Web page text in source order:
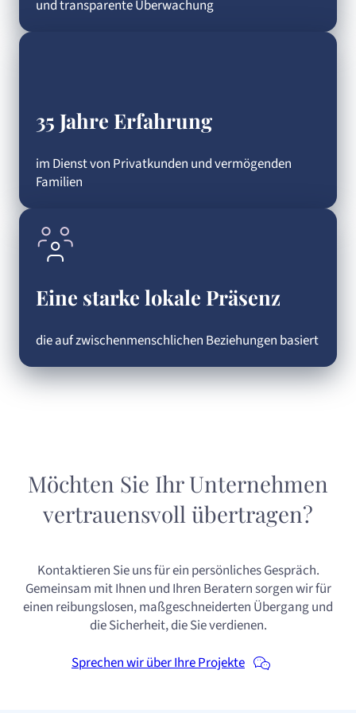
und transparente Überwachung
35 Jahre Erfahrung
im Dienst von Privatkunden und vermögenden
Familien
Eine starke lokale Präsenz
die auf zwischenmenschlichen Beziehungen basiert
Möchten Sie Ihr Unternehmen
vertrauensvoll übertragen?
Kontaktieren Sie uns für ein persönliches Gespräch.
Gemeinsam mit Ihnen und Ihren Beratern sorgen wir für
einen reibungslosen, maßgeschneiderten Übergang und
die Sicherheit, die Sie verdienen.
Sprechen wir über Ihre Projekte